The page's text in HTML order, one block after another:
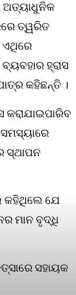
ଅତ୍ୟାଧୁନିକ
ତ୍ୱରିତ
ଏଥିରେ
ହ୍ରାସ
କହିଛନ୍ତି ।
କରାଯାଇପାରିବ
ସ୍ଥାପନ
କହିଥିଲେ ଯେ
ମାନ ବୃଦ୍ଧି
ସହାୟକ